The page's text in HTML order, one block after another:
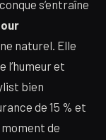
s’entraîne
naturel. Elle
l’humeur et
bien
de 15 % et
de